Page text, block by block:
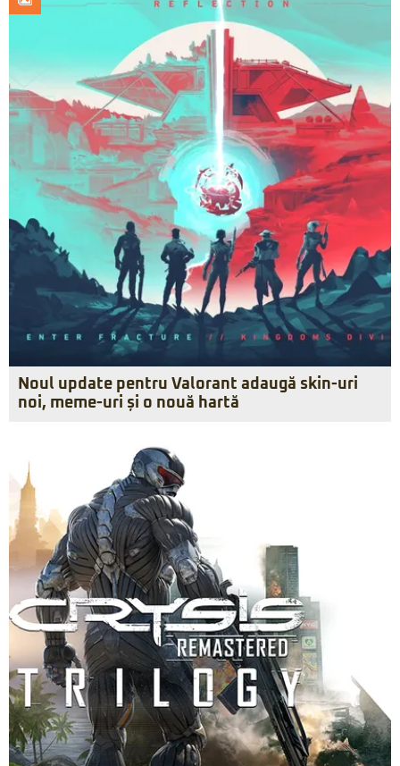
Noul update pentru Valorant adaugă skin-uri
noi, meme-uri și o nouă hartă